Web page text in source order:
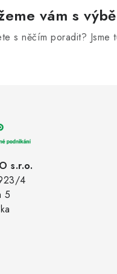
vám s
s něčím poradit? Jsme
s.r.o.
4
5